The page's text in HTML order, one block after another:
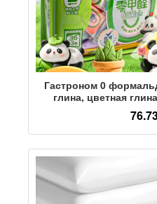
Гастроном 0
глина, цветная
детский сад,
специальное
глина, цветной
упаковка